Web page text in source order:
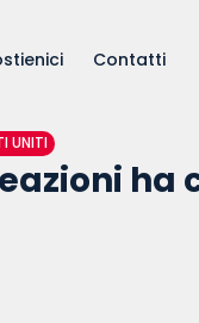
Contatti
UNITI
ha